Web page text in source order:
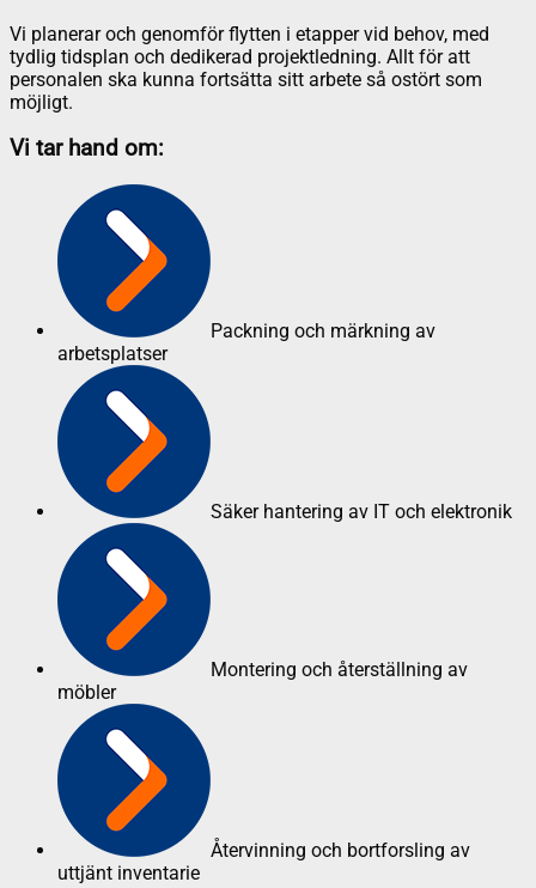
Vi planerar och genomför flytten i etapper vid behov, med
tydlig tidsplan och dedikerad projektledning. Allt för att
personalen ska kunna fortsätta sitt arbete så ostört som
möjligt.
Vi tar hand om:
Packning och märkning av
arbetsplatser
Säker hantering av IT och elektronik
Montering och återställning av
möbler
Återvinning och bortforsling av
uttjänt inventarie